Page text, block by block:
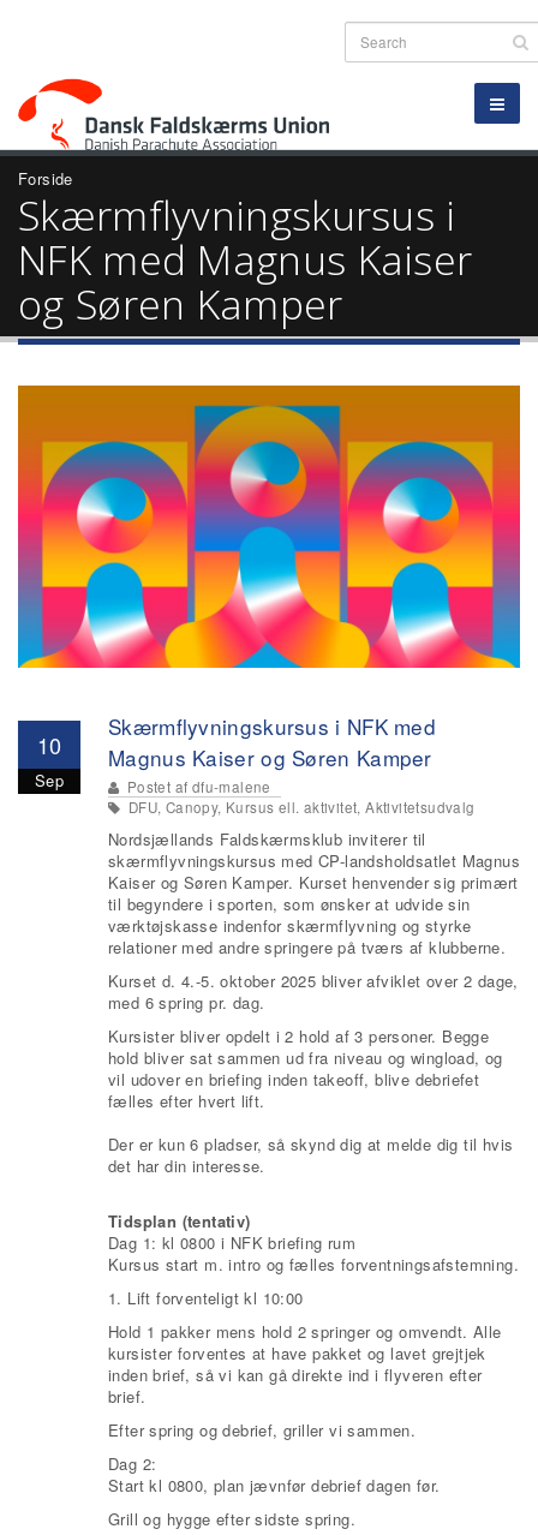
Forside
Skærmflyvningskursus i
NFK med Magnus Kaiser
og Søren Kamper
10
Sep
Skærmflyvningskursus i NFK med
Magnus Kaiser og Søren Kamper
Postet af dfu-malene
DFU, Canopy, Kursus ell. aktivitet, Aktivitetsudvalg
Nordsjællands Faldskærmsklub inviterer til
skærmflyvningskursus med CP-landsholdsatlet Magnus
Kaiser og Søren Kamper. Kurset henvender sig primært
til begyndere i sporten, som ønsker at udvide sin
værktøjskasse indenfor skærmflyvning og styrke
relationer med andre springere på tværs af klubberne.
Kurset d. 4.-5. oktober 2025 bliver afviklet over 2 dage,
med 6 spring pr. dag.
Kursister bliver opdelt i 2 hold af 3 personer. Begge
hold bliver sat sammen ud fra niveau og wingload, og
vil udover en briefing inden takeoff, blive debriefet
fælles efter hvert lift.
Der er kun 6 pladser, så skynd dig at melde dig til hvis
det har din interesse.
Tidsplan (tentativ)
Dag 1: kl 0800 i NFK briefing rum
Kursus start m. intro og fælles forventningsafstemning.
1. Lift forventeligt kl 10:00
Hold 1 pakker mens hold 2 springer og omvendt. Alle
kursister forventes at have pakket og lavet grejtjek
inden brief, så vi kan gå direkte ind i flyveren efter
brief.
Efter spring og debrief, griller vi sammen.
Dag 2:
Start kl 0800, plan jævnfør debrief dagen før.
Grill og hygge efter sidste spring.